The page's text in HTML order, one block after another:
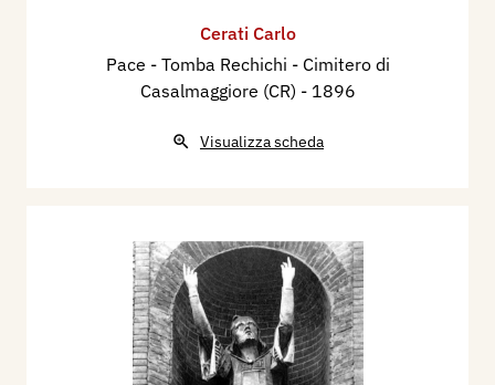
Cerati Carlo
Pace - Tomba Rechichi - Cimitero di
Casalmaggiore (CR) - 1896
Visualizza scheda